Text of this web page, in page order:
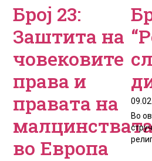
Број 23:
Заштита на
човековите
права и
правата на
во Европа
Во